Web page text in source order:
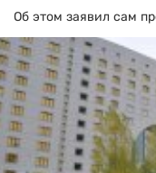
Об этом заявил сам